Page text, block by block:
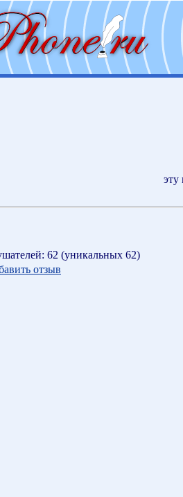
эту
62 (уникальных 62)
отзыв